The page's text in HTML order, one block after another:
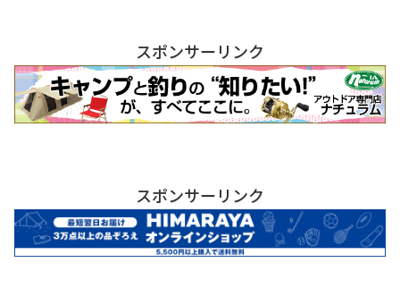
スポンサーリンク
スポンサーリンク